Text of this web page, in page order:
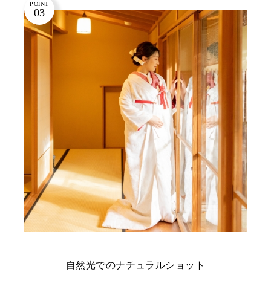
POINT
03
自然光でのナチュラルショット